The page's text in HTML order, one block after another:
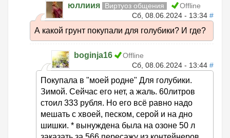
юллиия Виртуоз общения
Offline
Сб, 08.06.2024 - 13:34 #
А какой грунт покупали для голубики? И где?
boginja16
Offline
Сб, 08.06.2024 - 13:44 #
Покупала в "моей родне" Для голубики.
Зимой. Сейчас его нет, а жаль. 60литров
стоил 333 рубля. Но его всё равно надо
мешать с хвоей, песком, серой и на дно
шишки. * вынуждена была на озоне 50 л